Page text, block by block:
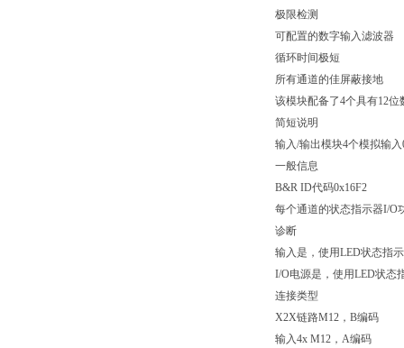
极限检测
可配置的数字输入滤波器
循环时间极短
所有通道的佳屏蔽接地
该模块配备了4个具有12
简短说明
输入/输出模块4个模拟输
一般信息
B&R ID代码0x16F2
每个通道的状态指示器I/O
诊断
输入是，使用LED状态指
I/O电源是，使用LED状态
连接类型
X2X链路M12，B编码
输入4x M12，A编码